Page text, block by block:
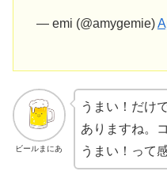
— emi (@amygemie)
ビールまにあ
うまい！だけ
ありますね。
うまい！って